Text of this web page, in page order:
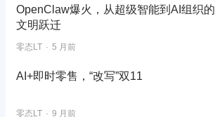
OpenClaw爆火，从超级智能到AI组织的
文明跃迁
零态LT 5 月前
AI+即时零售，“改写”双11
零态LT 9 月前